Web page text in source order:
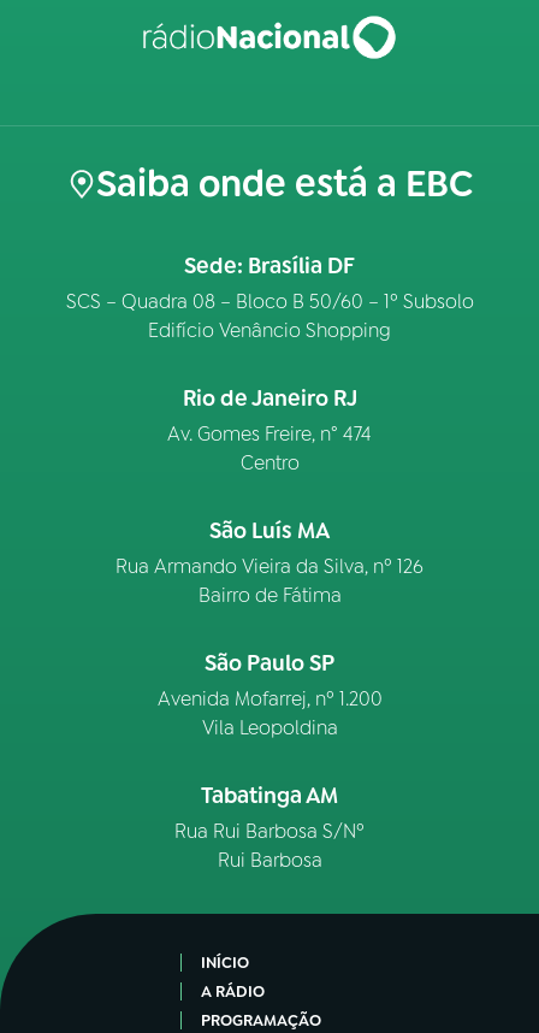
Saiba onde está a EBC
Sede: Brasília DF
SCS – Quadra 08 – Bloco B 50/60 – 1º Subsolo
Edifício Venâncio Shopping
Rio de Janeiro RJ
Av. Gomes Freire, n° 474
Centro
São Luís MA
Rua Armando Vieira da Silva, nº 126
Bairro de Fátima
São Paulo SP
Avenida Mofarrej, nº 1.200
Vila Leopoldina
Tabatinga AM
Rua Rui Barbosa S/Nº
Rui Barbosa
INÍCIO
A RÁDIO
PROGRAMAÇÃO